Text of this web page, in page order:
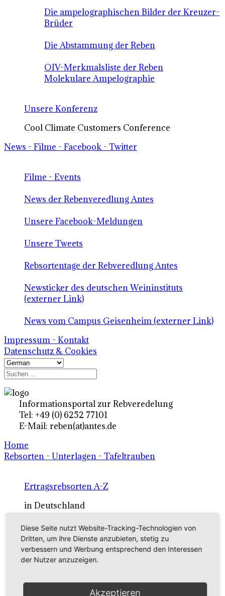
Die ampelographischen Bilder der Kreuzer-
Brüder
Die Abstammung der Reben
OIV-Merkmalsliste der Reben
Molekulare Ampelographie
Unsere Konferenz
Cool Climate Customers Conference
News - Filme - Facebook - Twitter
Filme - Events
News der Rebenveredlung Antes
Unsere Facebook-Meldungen
Unsere Tweets
Rebsortentage der Rebveredlung Antes
Newsticker des deutschen Weininstituts
(externer Link)
News vom Campus Geisenheim (externer Link)
Impressum - Kontakt
Datenschutz & Cookies
Informationsportal zur Rebveredelung
Tel: +49 (0) 6252 77101
E-Mail: reben(at)antes.de
Home
Rebsorten - Unterlagen - Tafeltrauben
Ertragsrebsorten A-Z
in Deutschland
Rebsorten international
externe Links
Tafeltraubensorten
Diese Seite nutzt Website-Tracking-Technologien von
Dritten, um ihre Dienste anzubieten, stetig zu
verbessern und Werbung entsprechend den Interessen
der Nutzer anzuzeigen.
Akzeptieren